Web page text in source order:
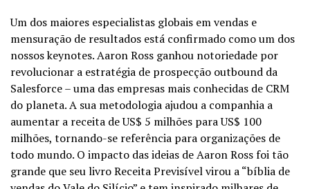
Um dos maiores especialistas globais em vendas e
mensuração de resultados está confirmado como um dos
nossoskeynotes. AaronRoss ganhou notoriedade por
revolucionar a estratégia de prospecção outbound da
Salesforce– uma das empresas mais conhecidas de CRM
do planeta. A sua metodologia ajudou a companhia a
aumentar a receita de US$ 5 milhões para US$ 100
milhões, tornando-se referência para organizações de
todo mundo. O impacto dasideias de Aaron Rossfoi tão
grande que seu livro Receita Previsível virou a “bíblia de